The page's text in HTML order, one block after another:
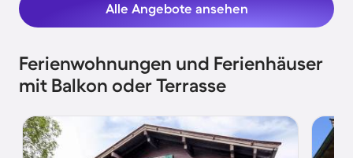
Alle Angebote ansehen
Ferienwohnungen und Ferienhäuser
mit Balkon oder Terrasse